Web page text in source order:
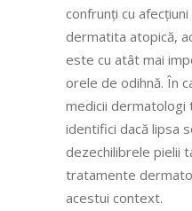
confrunți cu
dermatita atopică,
este cu atât mai
orele de odihnă. În
medicii dermatologi
identifici dacă lipsa
dezechilibrele pielii
tratamente
acestui context.